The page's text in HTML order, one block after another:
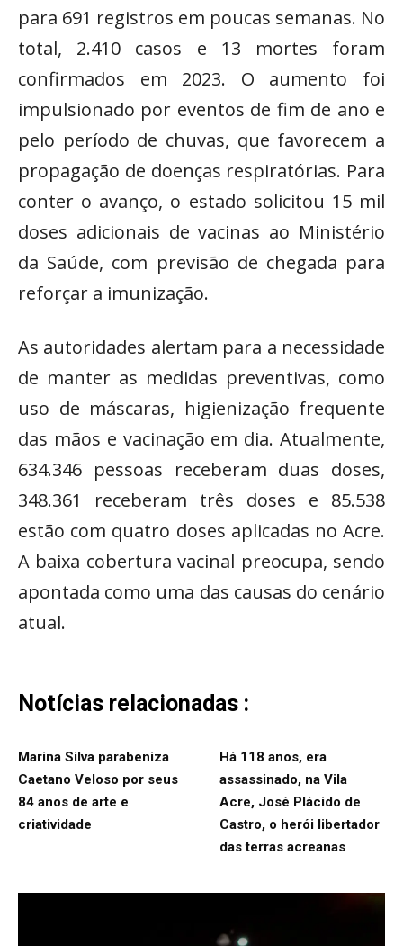
para 691 registros em poucas semanas. No
total, 2.410 casos e 13 mortes foram
confirmados em 2023. O aumento foi
impulsionado por eventos de fim de ano e
pelo período de chuvas, que favorecem a
propagação de doenças respiratórias. Para
conter o avanço, o estado solicitou 15 mil
doses adicionais de vacinas ao Ministério
da Saúde, com previsão de chegada para
reforçar a imunização.
As autoridades alertam para a necessidade
de manter as medidas preventivas, como
uso de máscaras, higienização frequente
das mãos e vacinação em dia. Atualmente,
634.346 pessoas receberam duas doses,
348.361 receberam três doses e 85.538
estão com quatro doses aplicadas no Acre.
A baixa cobertura vacinal preocupa, sendo
apontada como uma das causas do cenário
atual.
Notícias relacionadas :
Marina Silva parabeniza
Caetano Veloso por seus
84 anos de arte e
criatividade
Há 118 anos, era
assassinado, na Vila
Acre, José Plácido de
Castro, o herói libertador
das terras acreanas